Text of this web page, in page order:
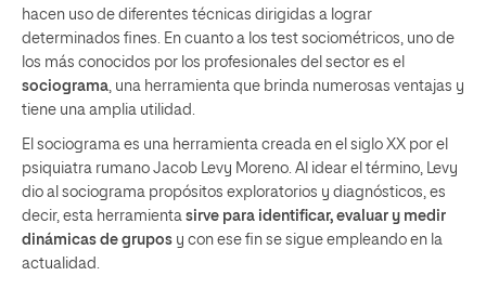
hacen uso de diferentes técnicas dirigidas a lograr
determinados fines. En cuanto a los test sociométricos, uno de
los más conocidos por los profesionales del sector es el
sociograma , una herramienta que brinda numerosas ventajas y
tiene una amplia utilidad.
El sociograma es una herramienta creada en el siglo XX por el
psiquiatra rumano Jacob Levy Moreno. Al idear el término, Levy
dio al sociograma propósitos exploratorios y diagnósticos, es
decir, esta herramienta sirve para identificar, evaluar y medir
dinámicas de grupos y con ese fin se sigue empleando en la
actualidad.